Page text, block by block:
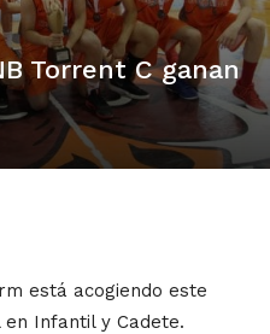
Torrent C ganan
está acogiendo este
Infantil y Cadete.